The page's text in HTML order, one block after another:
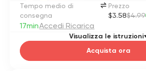
Tempo medio di
consegna
17minAccedi Ricarica
Prezzo
$3.58$4.99
Acquista ora
Visualizza le istruzioni